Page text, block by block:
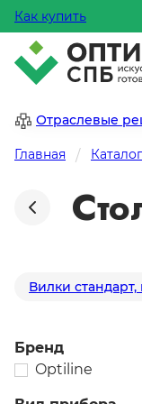
Как купить
Отраслевые
Главная Каталог
Вилки стандарт,
Бренд
Optiline